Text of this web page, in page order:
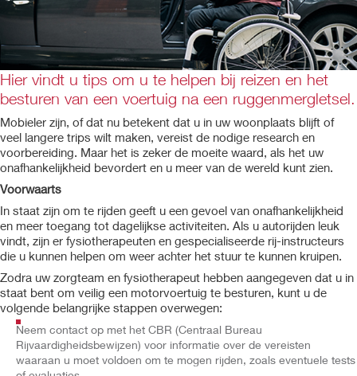
Hier vindt u tips om u te helpen bij reizen en het
besturen van een voertuig na een ruggenmergletsel.
Mobieler zijn, of dat nu betekent dat u in uw woonplaats blijft of
veel langere trips wilt maken, vereist de nodige research en
voorbereiding. Maar het is zeker de moeite waard, als het uw
onafhankelijkheid bevordert en u meer van de wereld kunt zien.
Voorwaarts
In staat zijn om te rijden geeft u een gevoel van onafhankelijkheid
en meer toegang tot dagelijkse activiteiten. Als u autorijden leuk
vindt, zijn er fysiotherapeuten en gespecialiseerde rij-instructeurs
die u kunnen helpen om weer achter het stuur te kunnen kruipen.
Zodra uw zorgteam en fysiotherapeut hebben aangegeven dat u in
staat bent om veilig een motorvoertuig te besturen, kunt u de
volgende belangrijke stappen overwegen:
Neem contact op met het CBR (Centraal Bureau
Rijvaardigheidsbewijzen) voor informatie over de vereisten
waaraan u moet voldoen om te mogen rijden, zoals eventuele tests